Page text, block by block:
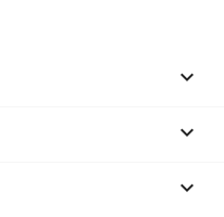


